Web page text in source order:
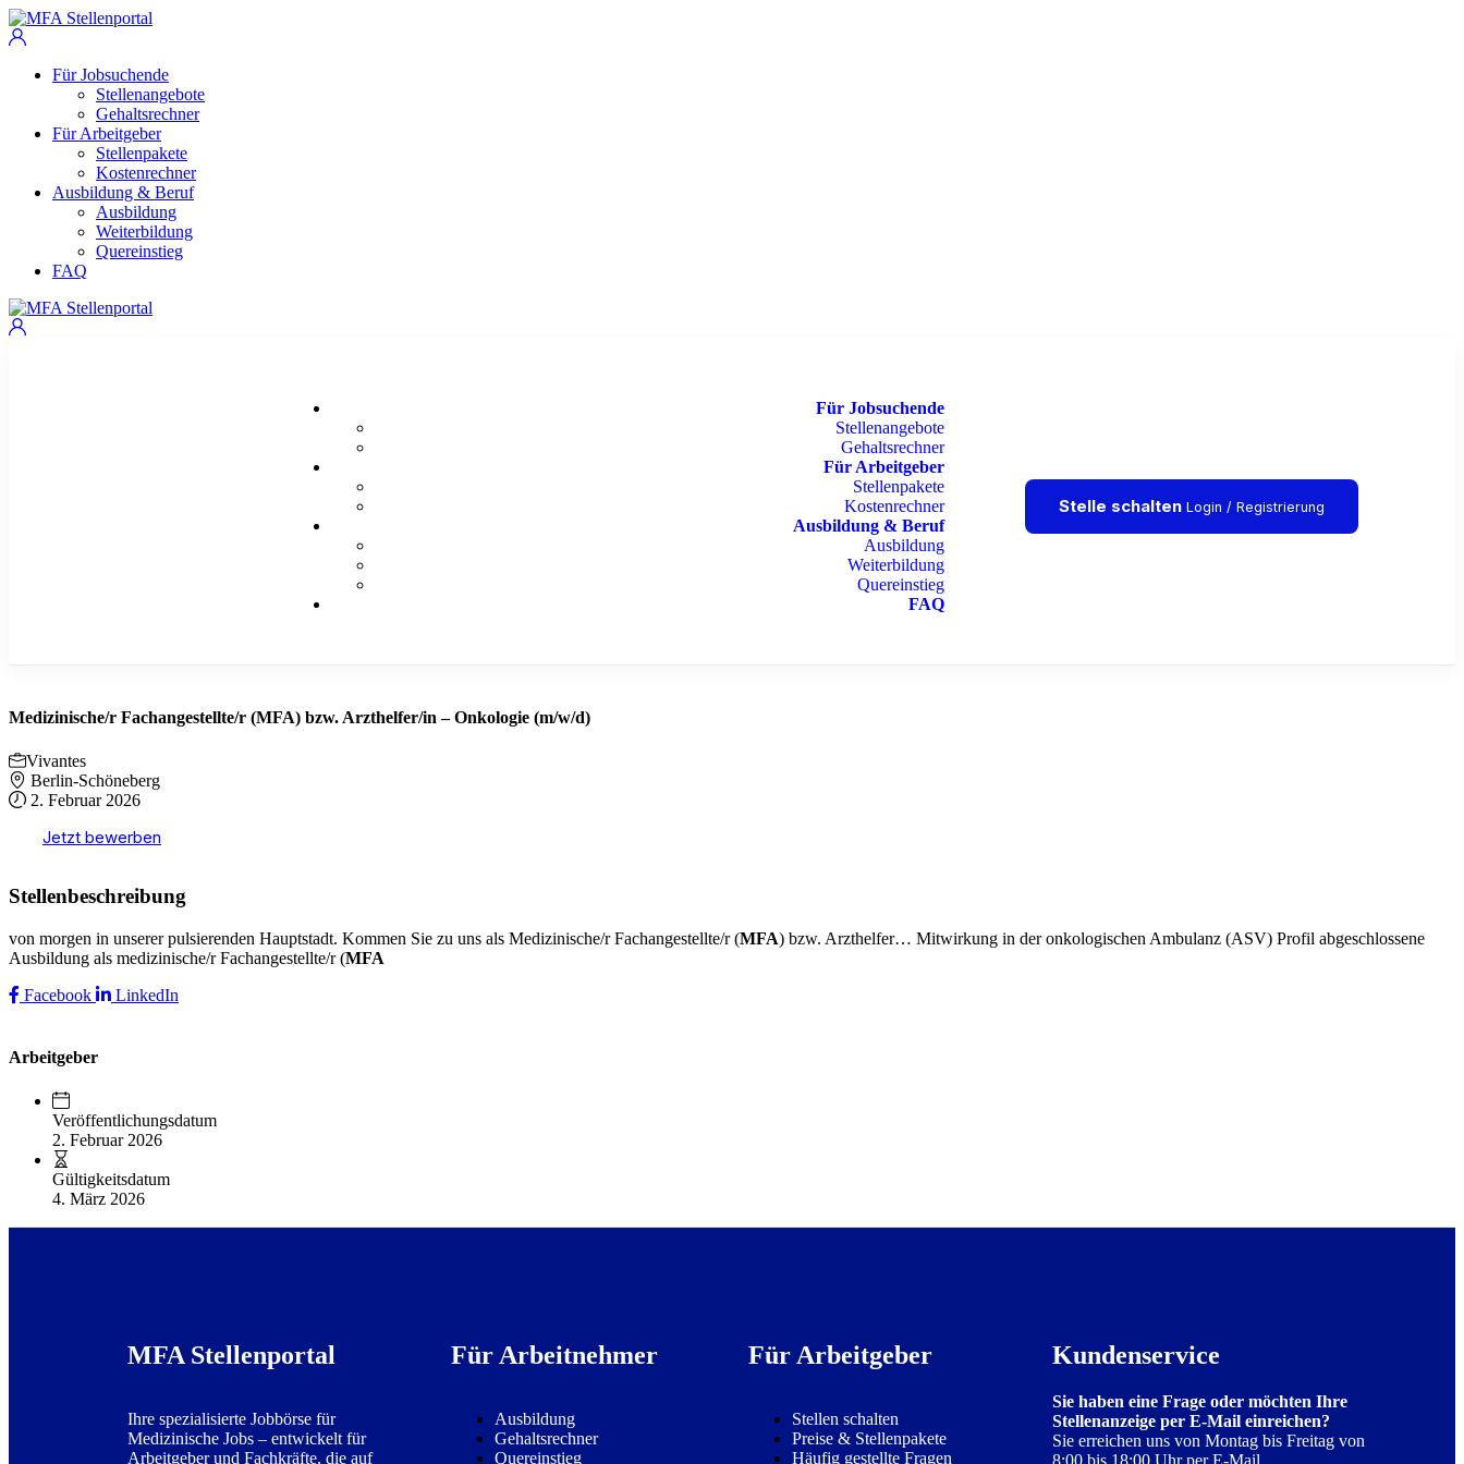
Für Jobsuchende
Stellenangebote
Gehaltsrechner
Für Arbeitgeber
Stellenpakete
Kostenrechner
Ausbildung & Beruf
Ausbildung
Weiterbildung
Quereinstieg
FAQ
Für Jobsuchende
Stellenangebote
Gehaltsrechner
Für Arbeitgeber
Stellenpakete
Kostenrechner
Ausbildung & Beruf
Ausbildung
Weiterbildung
Quereinstieg
FAQ
Stelle schalten Login / Registrierung
Medizinische/r Fachangestellte/r (MFA) bzw. Arzthelfer/in – Onkologie (m/w/d)
Vivantes
Berlin-Schöneberg
2. Februar 2026
Jetzt bewerben
Stellenbeschreibung
von morgen in unserer pulsierenden Hauptstadt. Kommen Sie zu uns als Medizinische/r Fachangestellte/r (MFA) bzw. Arzthelfer… Mitwirkung in der onkologischen Ambulanz (ASV) Profil abgeschlossene
Ausbildung als medizinische/r Fachangestellte/r (MFA
Facebook
LinkedIn
Arbeitgeber
Veröffentlichungsdatum
2. Februar 2026
Gültigkeitsdatum
4. März 2026
MFA Stellenportal
Ihre spezialisierte Jobbörse für
Medizinische Jobs – entwickelt für
Arbeitgeber und Fachkräfte, die auf
Für Arbeitnehmer
Ausbildung
Gehaltsrechner
Quereinstieg
Für Arbeitgeber
Stellen schalten
Preise & Stellenpakete
Häufig gestellte Fragen
Kundenservice
Sie haben eine Frage oder möchten Ihre
Stellenanzeige per E-Mail einreichen?
Sie erreichen uns von Montag bis Freitag von